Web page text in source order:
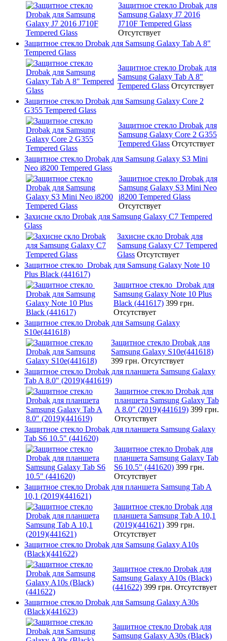
Защитное стекло Drobak для
Samsung Galaxy J7 2016
J710F Tempered Glass
Отсутствует
Защитное стекло Drobak для Samsung Galaxy Tab A 8"
Tempered Glass
Защитное стекло Drobak для
Samsung Galaxy Tab A 8"
Tempered Glass Отсутствует
Защитное стекло Drobak для Samsung Galaxy Core 2
G355 Tempered Glass
Защитное стекло Drobak для
Samsung Galaxy Core 2 G355
Tempered Glass Отсутствует
Защитное стекло Drobak для Samsung Galaxy S3 Mini
Neo i8200 Tempered Glass
Защитное стекло Drobak для
Samsung Galaxy S3 Mini Neo
i8200 Tempered Glass
Отсутствует
Захисне скло Drobak для Samsung Galaxy C7 Tempered
Glass
Захисне скло Drobak для
Samsung Galaxy C7 Tempered
Glass Отсутствует
Защитное стекло Drobak для Samsung Galaxy Note 10
Plus Black (441617)
Защитное стекло Drobak для
Samsung Galaxy Note 10 Plus
Black (441617) 399 грн.
Отсутствует
Защитное стекло Drobak для Samsung Galaxy
S10e(441618)
Защитное стекло Drobak для
Samsung Galaxy S10e(441618)
399 грн. Отсутствует
Защитное стекло Drobak для планшета Samsung Galaxy
Tab A 8.0" (2019)(441619)
Защитное стекло Drobak для
планшета Samsung Galaxy Tab
A 8.0" (2019)(441619) 399 грн.
Отсутствует
Защитное стекло Drobak для планшета Samsung Galaxy
Tab S6 10.5" (441620)
Защитное стекло Drobak для
планшета Samsung Galaxy Tab
S6 10.5" (441620) 399 грн.
Отсутствует
Защитное стекло Drobak для планшета Samsung Tab A
10,1 (2019)(441621)
Защитное стекло Drobak для
планшета Samsung Tab A 10,1
(2019)(441621) 399 грн.
Отсутствует
Защитное стекло Drobak для Samsung Galaxy A10s
(Black)(441622)
Защитное стекло Drobak для
Samsung Galaxy A10s (Black)
(441622) 399 грн. Отсутствует
Защитное стекло Drobak для Samsung Galaxy A30s
(Black)(441623)
Защитное стекло Drobak для
Samsung Galaxy A30s (Black)